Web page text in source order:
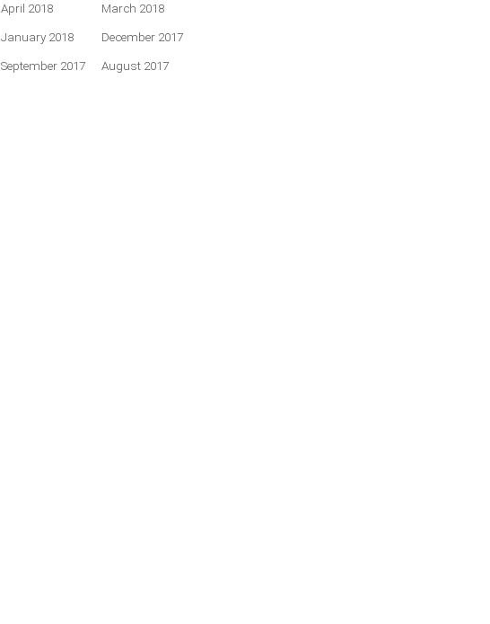
April 2018
March 2018
January 2018
December 2017
September 2017
August 2017